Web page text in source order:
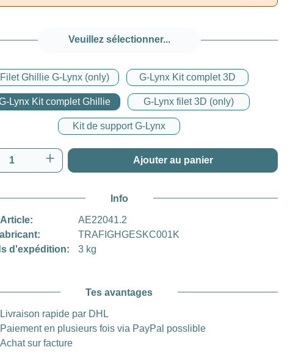
Veuillez sélectionner...
Filet Ghillie G-Lynx (only) G-Lynx Kit complet 3D
Lynx Kit complet Ghillie G-Lynx filet 3D (only)
Kit de support G-Lynx
de produit : Entrez la quantité souhaitée
Ajouter au panier
Info
Article:
AE22041.2
TRAFIGHGESKC001K
d'expédition:
3 kg
Tes avantages
Livraison rapide par DHL
Paiement en plusieurs fois via PayPal posslible
Achat sur facture